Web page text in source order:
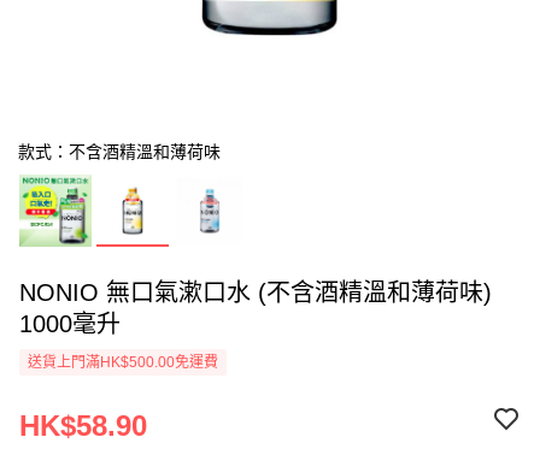
款式：不含酒精溫和薄荷味
NONIO 無口氣漱口水 (不含酒精溫和薄荷味)
1000毫升
送貨上門滿HK$500.00免運費
HK$58.90